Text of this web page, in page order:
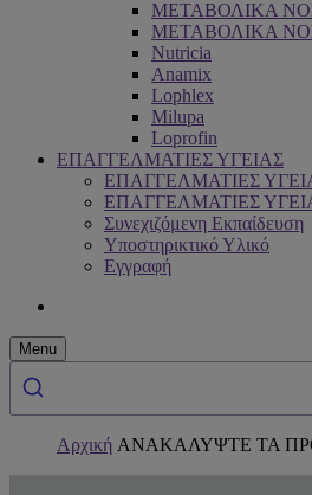
ΜΕΤΑΒΟΛΙΚΑ
ΜΕΤΑΒΟΛΙΚΑ
Nutricia
Anamix
Lophlex
Milupa
Loprofin
ΕΠΑΓΓΕΛΜΑΤΙΕΣ ΥΓΕΙΑΣ
ΕΠΑΓΓΕΛΜΑΤΙΕΣ
ΕΠΑΓΓΕΛΜΑΤΙΕΣ
Συνεχιζόμενη Εκπαίδευση
Υποστηρικτικό Υλικό
Εγγραφή
Menu
Αρχική ΑΝΑΚΑΛΥΨΤΕ ΤΑ